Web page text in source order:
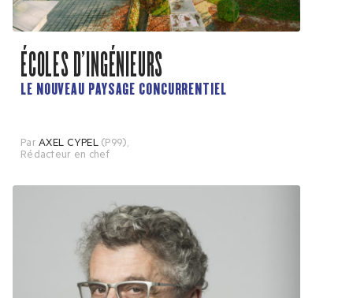
ÉCOLES D’INGÉNIEURS
LE NOUVEAU PAYSAGE CONCURRENTIEL
ParAXEL CYPEL (P99),
Rédacteur en chef